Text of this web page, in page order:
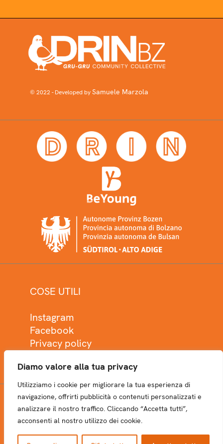
Diamo valore alla tua privacy
Utilizziamo i cookie per migliorare la tua esperienza di
navigazione, offrirti pubblicità o contenuti personalizzati e
analizzare il nostro traffico. Cliccando “Accetta tutti”,
acconsenti al nostro utilizzo dei cookie.
© 2022 - Developed bySamuele Marzola
COSE UTILI
Instagram
Facebook
Privacy policy
NEWSLETTER